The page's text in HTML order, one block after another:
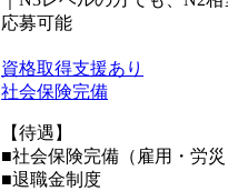
応募可能
資格取得支援あり
社会保険完備
【待遇】
■社会保険完備（雇用・労災
■退職金制度